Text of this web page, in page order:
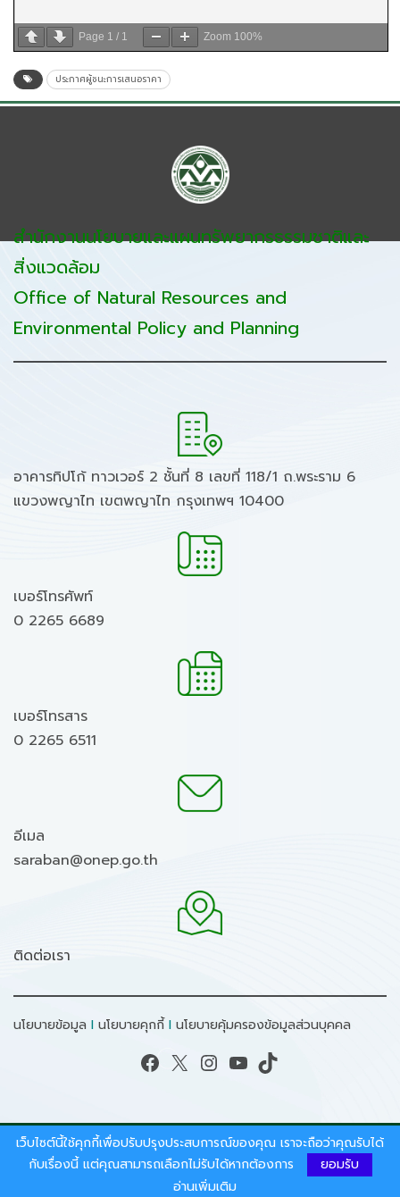
Page 1 / 1 Zoom 100%
ประกาศผู้ชนะการเสนอราคา
สำนักงานนโยบายและแผนทรัพยากรธรรมชาติและ
สิ่งแวดล้อม
Office of Natural Resources and
Environmental Policy and Planning
อาคารทิปโก้ ทาวเวอร์ 2 ชั้นที่ 8 เลขที่ 118/1 ถ.พระราม 6
แขวงพญาไท เขตพญาไท กรุงเทพฯ 10400
เบอร์โทรศัพท์
0 2265 6689
เบอร์โทรสาร
0 2265 6511
อีเมล
saraban@onep.go.th
ติดต่อเรา
นโยบายข้อมูล I นโยบายคุกกี้ I นโยบายคุ้มครองข้อมูลส่วนบุคคล
Facebook X Instagram YouTube TikTok
สงวนลิขสิทธิ์ © 2026 - สำนักงานนโยบายและแผน
ทรัพยากรธรรมชาติและสิ่งแวดล้อม.
เว็บไซต์นี้ใช้คุกกี้เพื่อปรับปรุงประสบการณ์ของคุณ เราจะถือว่าคุณรับได้
กับเรื่องนี้ แต่คุณสามารถเลือกไม่รับได้หากต้องการ
ยอมรับ
อ่านเพิ่มเติม